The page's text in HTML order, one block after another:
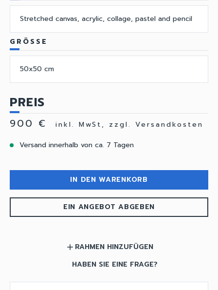
Stretched canvas, acrylic, collage, pastel and pencil
GRÖSSE
50x50 cm
PREIS
900 €
inkl. MwSt, zzgl. Versandkosten
Versand innerhalb von ca. 7 Tagen
IN DEN WARENKORB
EIN ANGEBOT ABGEBEN
add RAHMEN HINZUFÜGEN
HABEN SIE EINE FRAGE?